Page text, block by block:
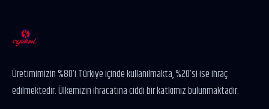
Üretimimizin %80’i Türkiye içinde kullanılmakta, %20’si ise ihraç
edilmektedir. Ülkemizin ihracatına ciddi bir katkımız bulunmaktadır.